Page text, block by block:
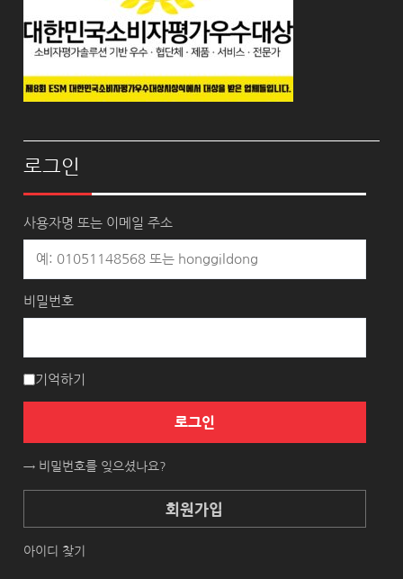
로그인
사용자명 또는 이메일 주소
비밀번호
기억하기
로그인
→ 비밀번호를 잊으셨나요?
회원가입
아이디 찾기